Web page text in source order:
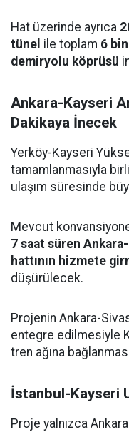
Hat üzerinde ayrıca
tünel ile toplam 6
demiryolu köprüsü
Ankara-Kayseri
Dakikaya İnecek
Yerköy-Kayseri
tamamlanmasıyla
ulaşım süresinde
Mevcut
7 saat süren
hattının hizmete
düşürülecek.
Projenin Ankara-
entegre edilmesiyle
tren ağına
İstanbul-Kayseri
Proje yalnızca